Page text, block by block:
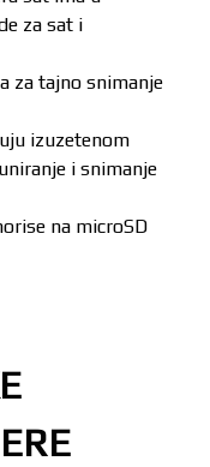
za sat i
za tajno snimanje
izuzetenom
i snimanje
na microSD